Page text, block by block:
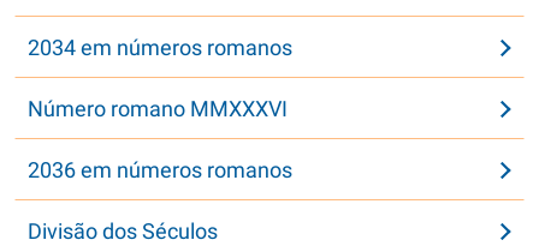
2034 em números romanos
Número romano MMXXXVI
2036 em números romanos
Divisão dos Séculos